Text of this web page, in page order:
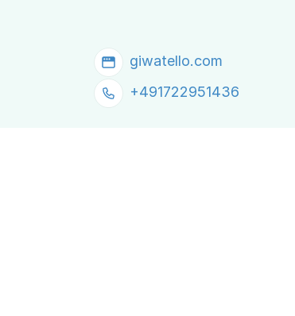
giwatello.com
+491722951436